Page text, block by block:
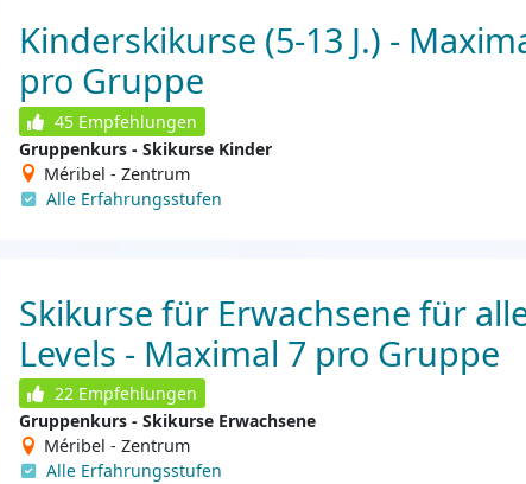
Kinderskikurse (5-13 J.) -
pro Gruppe
45Empfehlungen
Gruppenkurs - Skikurse Kinder
Méribel - Zentrum
Alle Erfahrungsstufen
Skikurse für Erwachsene für
Levels - Maximal 7 pro Gruppe
22Empfehlungen
Gruppenkurs - Skikurse Erwachsene
Méribel - Zentrum
Alle Erfahrungsstufen